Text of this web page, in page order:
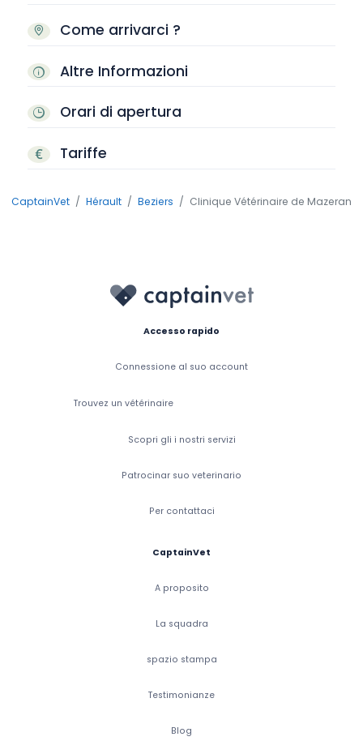
Come arrivarci ?
Altre Informazioni
Orari di apertura
Tariffe
CaptainVet Hérault Beziers Clinique Vétérinaire de Mazeran
Accesso rapido
Connessione al suo account
Trouvez un vétérinaire
Scopri gli i nostri servizi
Patrocinar suo veterinario
Per contattaci
CaptainVet
A proposito
La squadra
spazio stampa
Testimonianze
Blog